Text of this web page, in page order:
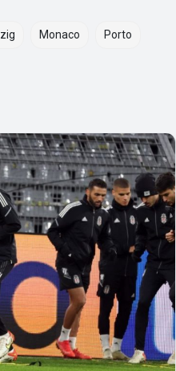
Monaco Porto